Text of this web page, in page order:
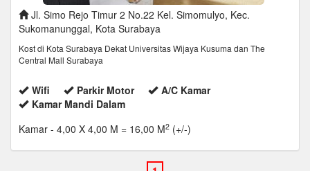
Jl. Simo Rejo Timur 2 No.22 Kel. Simomulyo, Kec.
Sukomanunggal, Kota Surabaya
Kost di Kota Surabaya Dekat Universitas Wijaya Kusuma dan The
Central Mall Surabaya
Wifi Parkir Motor
A/C Kamar
Kamar Mandi Dalam
Kamar - 4,00 X 4,00 M = 16,00 M2 (+/-)